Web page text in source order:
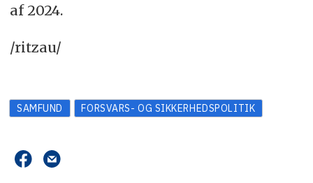
af 2024.
/ritzau/
SAMFUND FORSVARS- OG SIKKERHEDSPOLITIK